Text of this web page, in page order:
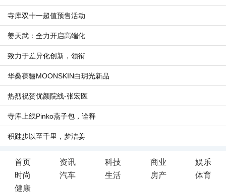
寺库双十一超值预售活动
姜天武：全力开启高端化
致力于差异化创新，领衔
华桑葆骊MOONSKIN白玥光新品
热烈祝贺优颜院线-张宏医
寺库上线Pinko燕子包，诠释
积跬步以至千里，梦洁姜
首页 资讯 科技 商业
娱乐
时尚
汽车 生活 房产
体育
健康